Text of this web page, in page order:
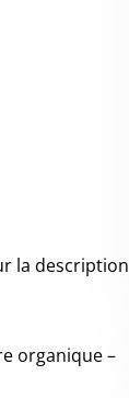
la description
organique –